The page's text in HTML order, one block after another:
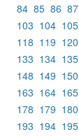
84 85 86 87
103 104 105
118 119 120
133 134 135
148 149 150
163 164 165
178 179 180
193 194 195